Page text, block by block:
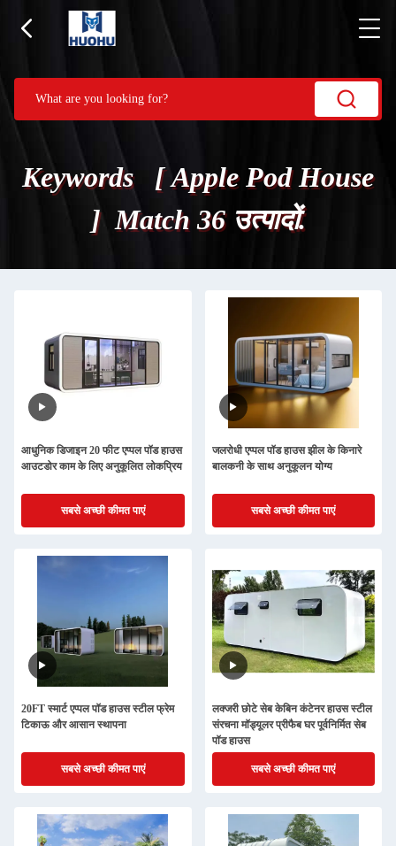
Keywords [ Apple Pod House
] Match 36 उत्पादों.
आधुनिक डिजाइन 20 फीट एप्पल पॉड हाउस
आउटडोर काम के लिए अनुकूलित लोकप्रिय
सबसे अच्छी कीमत पाएं
जलरोधी एप्पल पॉड हाउस झील के किनारे
बालकनी के साथ अनुकूलन योग्य
सबसे अच्छी कीमत पाएं
20FT स्मार्ट एप्पल पॉड हाउस स्टील फ्रेम
टिकाऊ और आसान स्थापना
सबसे अच्छी कीमत पाएं
लक्जरी छोटे सेब केबिन कंटेनर हाउस स्टील
संरचना मॉड्यूलर प्रीफैब घर पूर्वनिर्मित सेब
पॉड हाउस
सबसे अच्छी कीमत पाएं